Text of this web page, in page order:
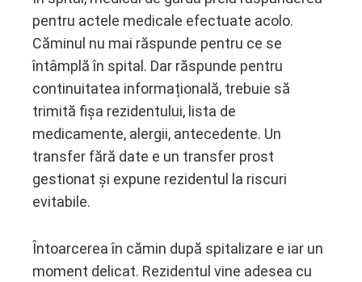
pentru actele medicale efectuate acolo.
Căminul nu mai răspunde pentru ce se
întâmplă în spital. Dar răspunde pentru
continuitatea informațională, trebuie să
trimită fișa rezidentului, lista de
medicamente, alergii, antecedente. Un
transfer fără date e un transfer prost
gestionat și expune rezidentul la riscuri
evitabile.
Întoarcerea în cămin după spitalizare e iar un
moment delicat. Rezidentul vine adesea cu